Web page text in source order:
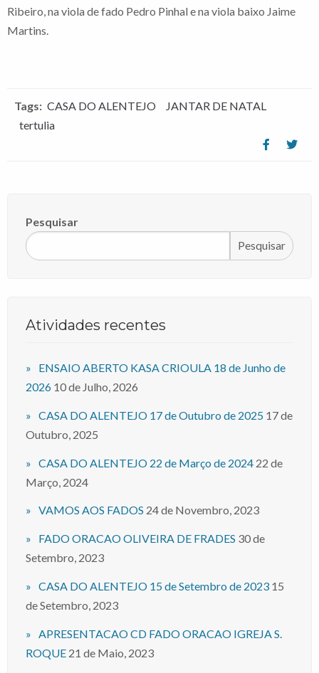
Ribeiro, na viola de fado Pedro Pinhal e na viola baixo Jaime
Martins.
Tags: CASA DO ALENTEJO
JANTAR DE NATAL
tertulia
Pesquisar
Pesquisar
Atividades recentes
ENSAIO ABERTO KASA CRIOULA 18 de Junho de
2026 10 de Julho, 2026
CASA DO ALENTEJO 17 de Outubro de 2025 17 de
Outubro, 2025
CASA DO ALENTEJO 22 de Março de 2024 22 de
Março, 2024
VAMOS AOS FADOS 24 de Novembro, 2023
FADO ORACAO OLIVEIRA DE FRADES 30 de
Setembro, 2023
CASA DO ALENTEJO 15 de Setembro de 2023 15
de Setembro, 2023
APRESENTACAO CD FADO ORACAO IGREJA S.
ROQUE 21 de Maio, 2023